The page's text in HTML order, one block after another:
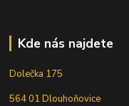
Kde nás najdete
Dolečka 175
564 01 Dlouhoňovice